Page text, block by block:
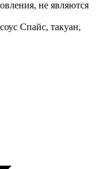
не являются
Спайс, такуан,